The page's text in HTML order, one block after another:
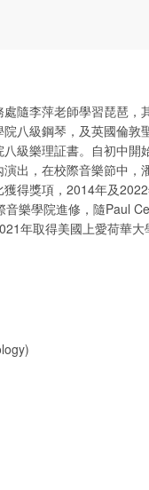
隨李萍老師學習琵琶，
八級鋼琴，及英國倫敦
級樂理証書。自初中開
出，在校際音樂節中，
得獎項，2014年及
樂學院進修，隨Paul
年取得美國上愛荷華大